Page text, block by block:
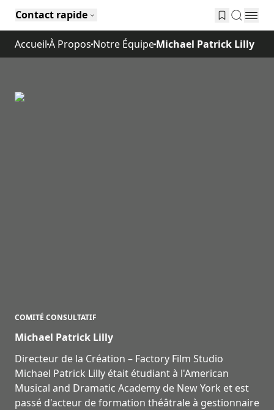
Contact rapide
AccueilÀ Propos Notre ÉquipeMichael Patrick Lilly
COMITÉ CONSULTATIF
Michael Patrick Lilly
Directeur de la Création – Factory Film Studio
Michael Patrick Lilly était étudiant à l'American
Musical and Dramatic Academy de New York et est
passé d'acteur de formation théâtrale à gestionnaire